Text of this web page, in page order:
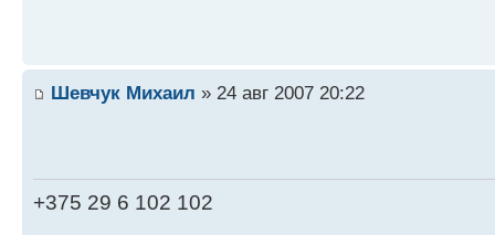
Шевчук Михаил » 24 авг 2007 20:22
+375 29 6 102 102